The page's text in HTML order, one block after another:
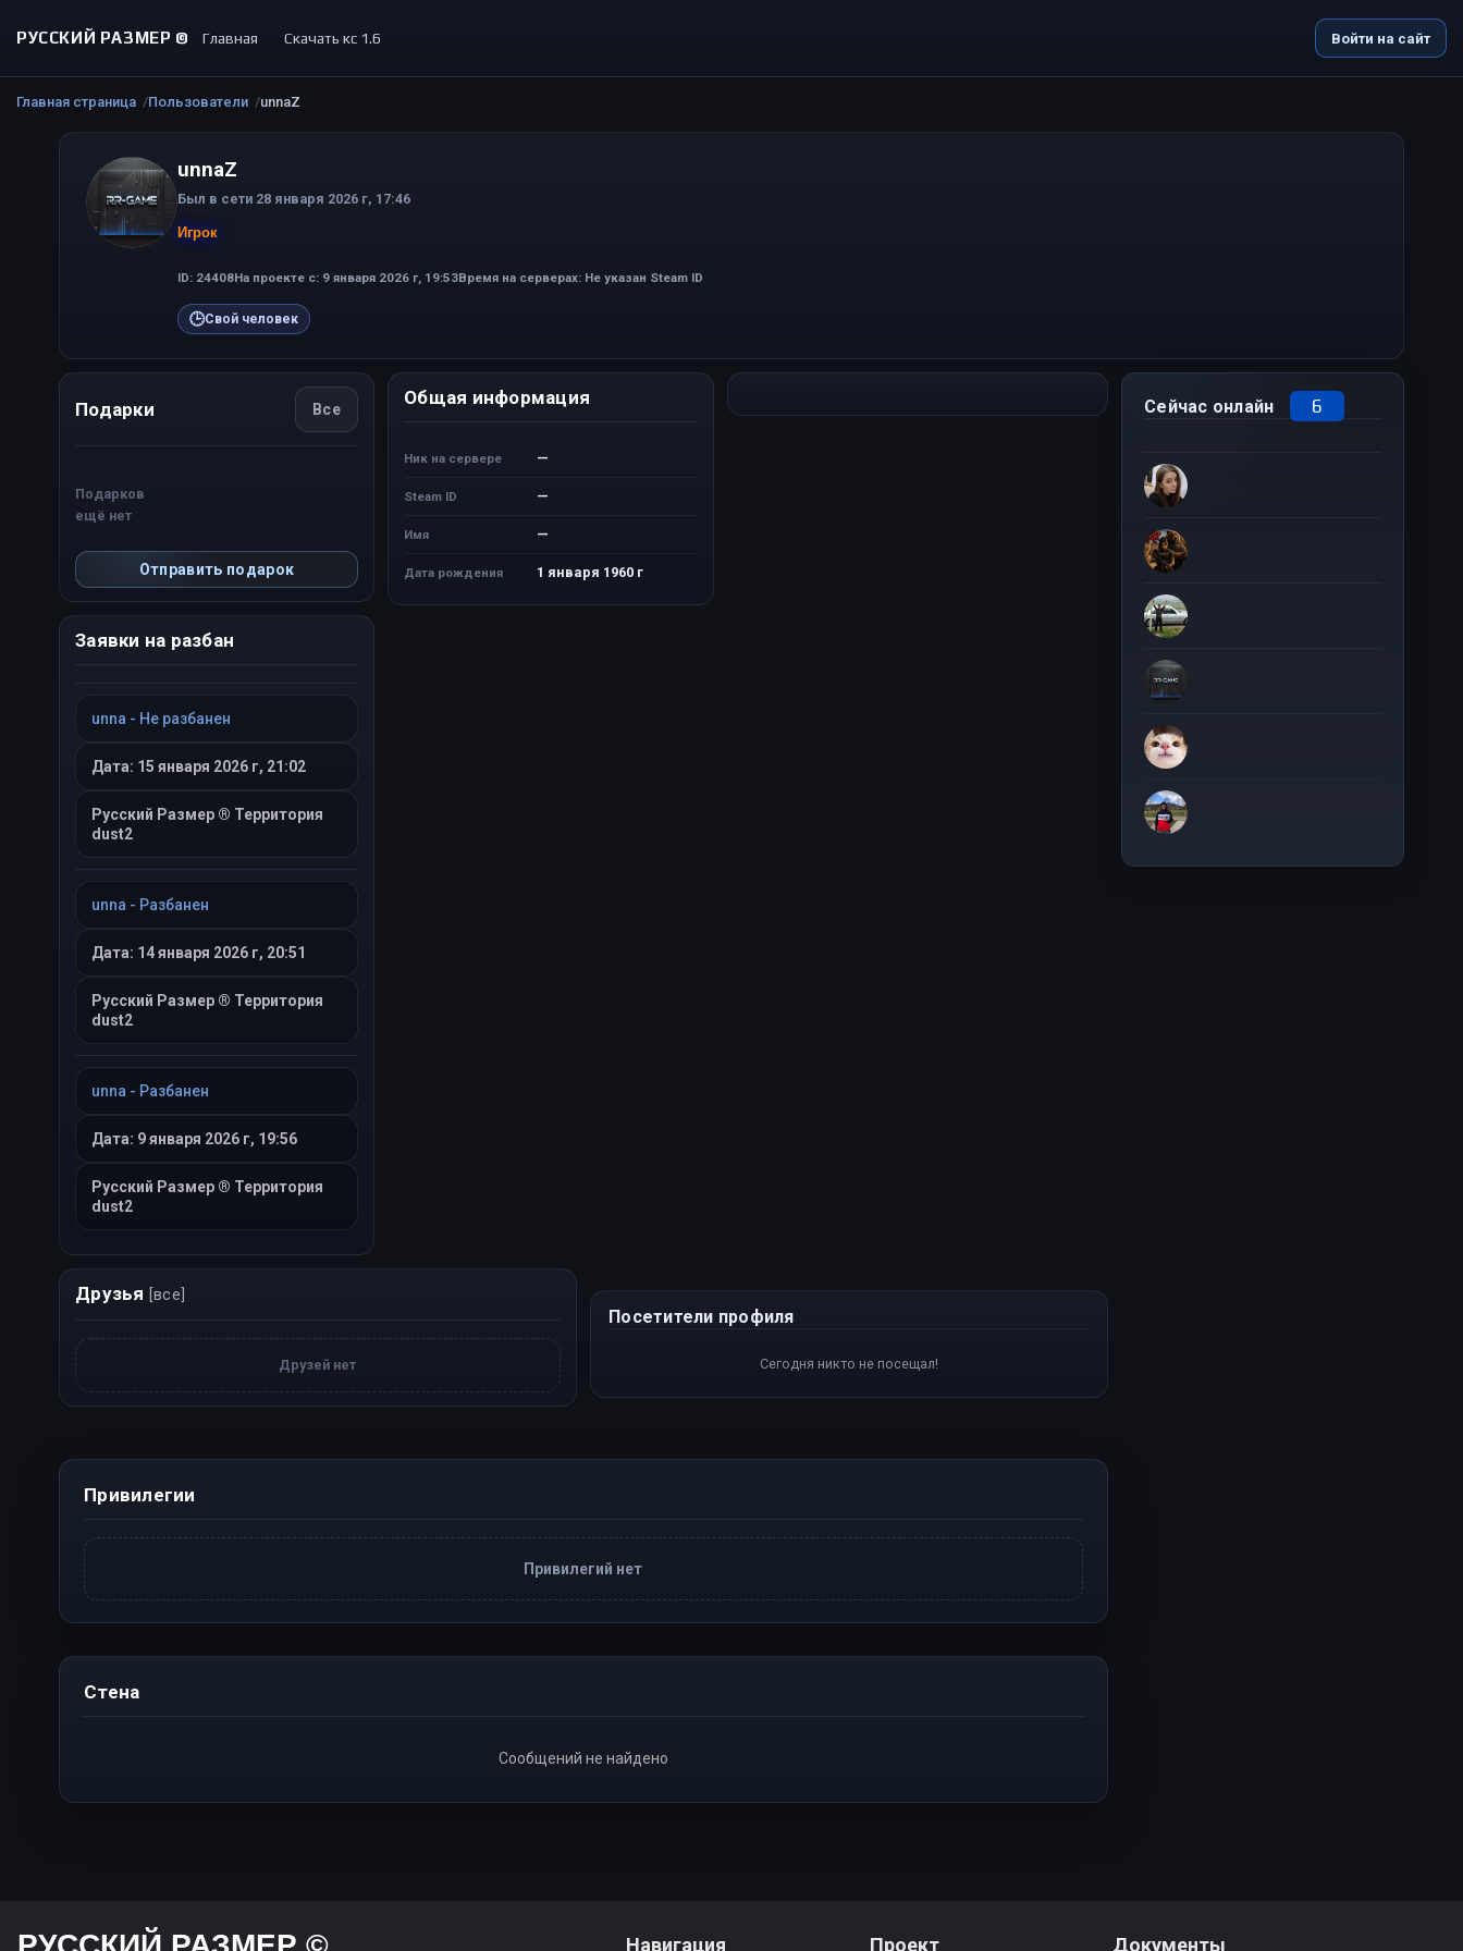
РУССКИЙ РАЗМЕР © Главная Скачать кс 1.6 Войти на сайт
Главная страница Пользователи unnaZ
unnaZ
Был в сети 28 января 2026 г, 17:46
Игрок
ID: 24408На проекте с: 9 января 2026 г, 19:53Время на серверах: Не указан Steam ID
🕒Свой человек
Подарки Все
Подарков
ещё нет
Отправить подарок
Заявки на разбан
unna - Не разбанен
Дата: 15 января 2026 г, 21:02
Русский Размер ® Территория
dust2
unna - Разбанен
Дата: 14 января 2026 г, 20:51
Русский Размер ® Территория
dust2
unna - Разбанен
Дата: 9 января 2026 г, 19:56
Русский Размер ® Территория
dust2
Общая информация
Ник на сервере —
Steam ID —
Имя —
Дата рождения 1 января 1960 г
Друзья [все]
Друзей нет
Посетители профиля
Сегодня никто не посещал!
Сейчас онлайн 6
Привилегии
Привилегий нет
Стена
Сообщений не найдено
Навигация Проект Документы